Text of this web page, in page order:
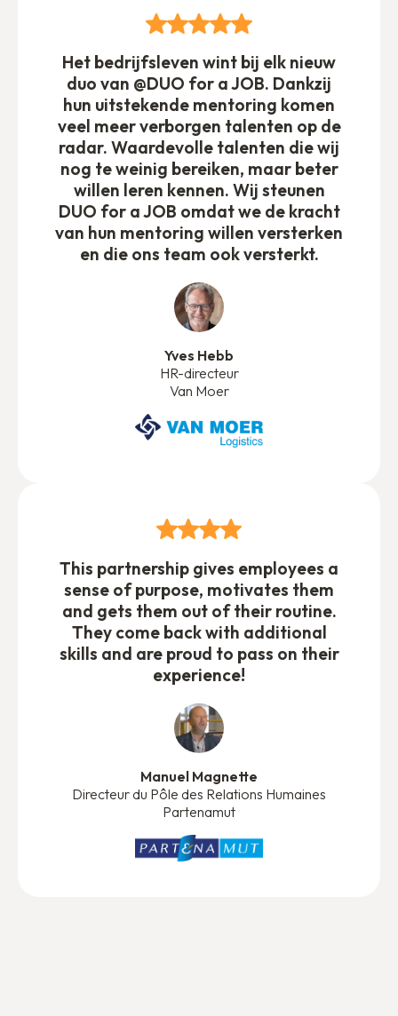
Het bedrijfsleven wint bij elk nieuw
duo van @DUO for a JOB. Dankzij
hun uitstekende mentoring komen
veel meer verborgen talenten op de
radar. Waardevolle talenten die wij
nog te weinig bereiken, maar beter
willen leren kennen. Wij steunen
DUO for a JOB omdat we de kracht
van hun mentoring willen versterken
en die ons team ook versterkt.
Yves Hebb
HR-directeur
Van Moer
This partnership gives employees a
sense of purpose, motivates them
and gets them out of their routine.
They come back with additional
skills and are proud to pass on their
experience!
Manuel Magnette
Directeur du Pôle des Relations Humaines
Partenamut